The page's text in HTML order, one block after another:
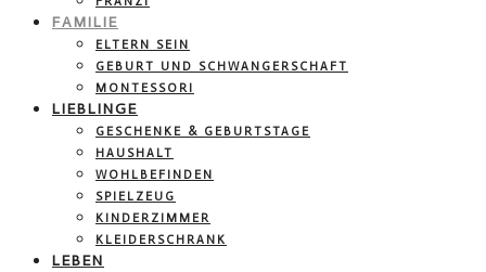
FAMILIE
ELTERN SEIN
GEBURT UND SCHWANGERSCHAFT
MONTESSORI
LIEBLINGE
GESCHENKE & GEBURTSTAGE
HAUSHALT
WOHLBEFINDEN
SPIELZEUG
KINDERZIMMER
KLEIDERSCHRANK
LEBEN